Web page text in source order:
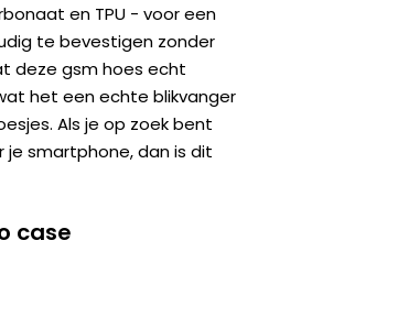
en TPU - voor een
te bevestigen zonder
deze gsm hoes echt
het een echte blikvanger
Als je op zoek bent
je smartphone, dan is dit
case